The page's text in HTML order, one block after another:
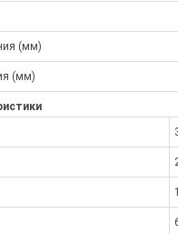
(мм)
(мм)
1